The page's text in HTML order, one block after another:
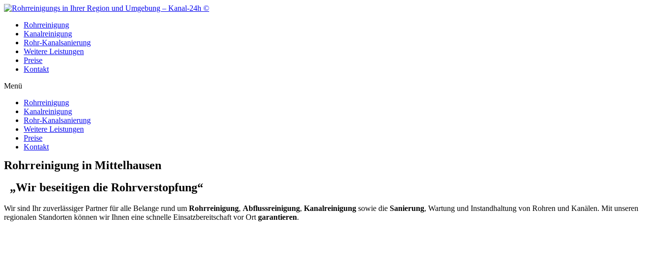
Zum
wechselnRohrreinigung
Kanalreinigung
Rohr-Kanalsanierung
Weitere Leistungen
Preise
Kontakt
Menü
Rohrreinigung
Kanalreinigung
Rohr-Kanalsanierung
Weitere Leistungen
Preise
Kontakt
Rohrreinigung in Mittelhausen
„Wir beseitigen die Rohrverstopfung“
Wir sind Ihr zuverlässiger Partner für alle Belange rund um Rohrreinigung, Abflussreinigung, Kanalreinigung sowie die Sanierung, Wartung und Instandhaltung von Rohren und Kanälen. Mit unseren
regionalen Standorten können wir Ihnen eine schnelle Einsatzbereitschaft vor Ort garantieren.